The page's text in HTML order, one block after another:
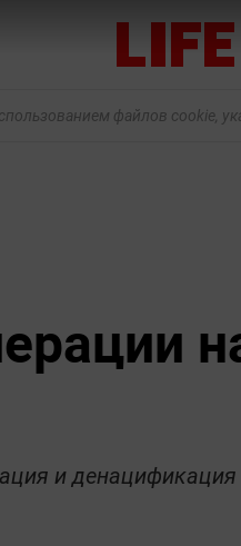
файлов cookie,
и денацификация